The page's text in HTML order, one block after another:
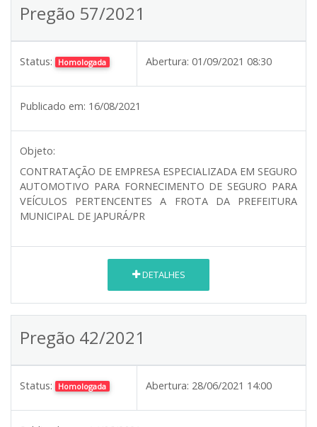
Pregão 57/2021
Status: Homologada Abertura: 01/09/2021 08:30
Publicado em: 16/08/2021
Objeto:
CONTRATAÇÃO DE EMPRESA ESPECIALIZADA EM SEGURO
AUTOMOTIVO PARA FORNECIMENTO DE SEGURO PARA
VEÍCULOS PERTENCENTES A FROTA DA PREFEITURA
MUNICIPAL DE JAPURÁ/PR
DETALHES
Pregão 42/2021
Status: Homologada Abertura: 28/06/2021 14:00